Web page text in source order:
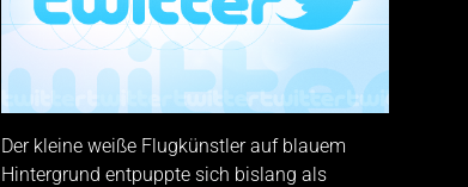
Der kleine weiße Flugkünstler auf blauem
Hintergrund entpuppte sich bislang als